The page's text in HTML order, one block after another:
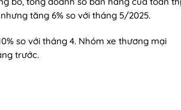
tăng 6% so với tháng 5/2025.
so với tháng 4. Nhóm xe thương mại
trước.